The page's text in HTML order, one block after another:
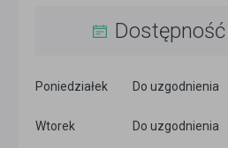
Dostępność
Poniedziałek Do uzgodnienia
Wtorek Do uzgodnienia